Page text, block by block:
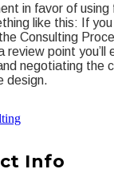
in favor of using
like this: If you
Consulting
review point you’ll
negotiating the
design.
Info